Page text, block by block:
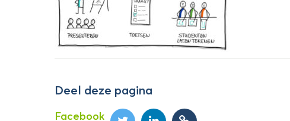
burgerwetenschap inzetten voor
biomonitoring van bestrijdingsmiddelen in
Deel deze pagina
Facebook